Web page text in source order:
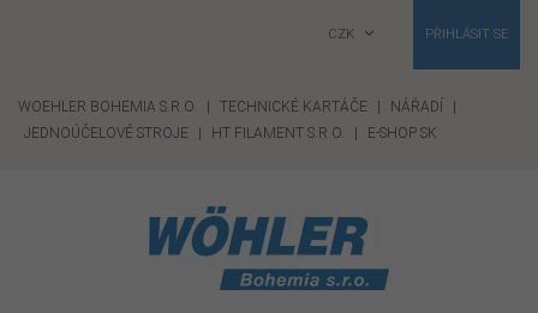
PŘIHLÁSIT SE
CZK
WOEHLER BOHEMIA S.R.O. TECHNICKÉ KARTÁČE NÁŘADÍ
JEDNOÚČELOVÉ STROJE
HT FILAMENT S.R.O. E-SHOP SK